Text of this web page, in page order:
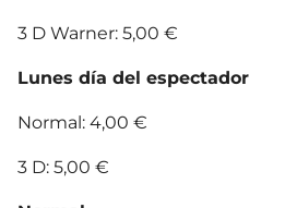
3 D Warner: 5,00 €
Lunes día del espectador
Normal: 4,00 €
3 D: 5,00 €